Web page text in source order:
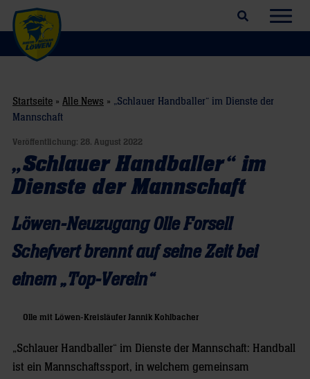
Suchfeld öffnen
Startseite » Alle News » „Schlauer Handballer“ im Dienste der
Mannschaft
Veröffentlichung: 28. August 2022
„Schlauer Handballer“ im
Dienste der Mannschaft
Löwen-Neuzugang Olle Forsell
Schefvert brennt auf seine Zeit bei
einem „Top-Verein“
Olle mit Löwen-Kreisläufer Jannik Kohlbacher
„Schlauer Handballer“ im Dienste der Mannschaft: Handball
ist ein Mannschaftssport, in welchem gemeinsam